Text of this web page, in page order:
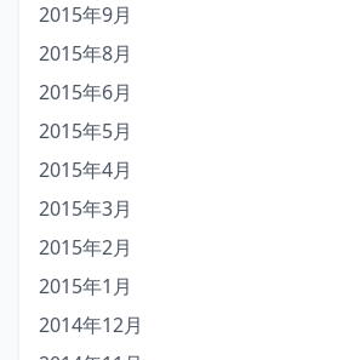
2015年9月
2015年8月
2015年6月
2015年5月
2015年4月
2015年3月
2015年2月
2015年1月
2014年12月